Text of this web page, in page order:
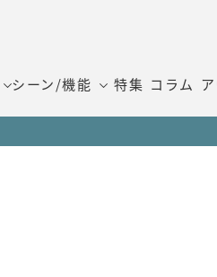
シーン/機能 特集 コラム